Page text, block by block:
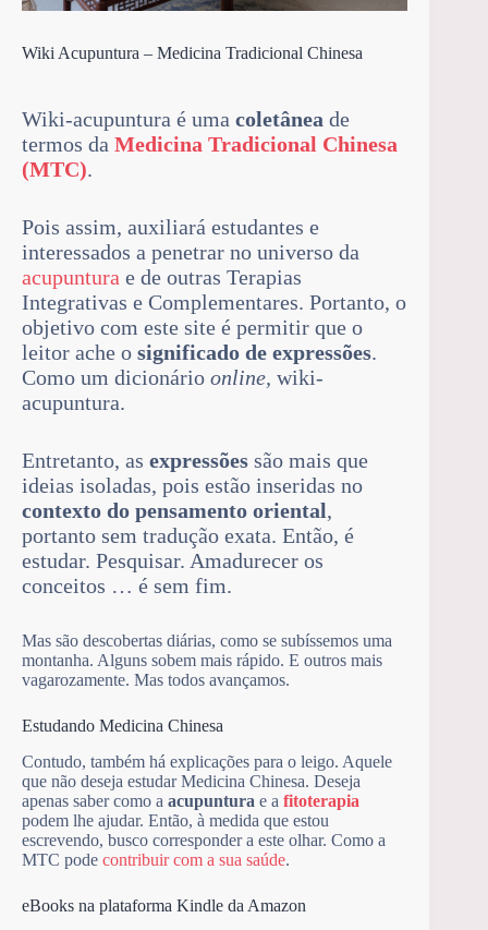
Wiki Acupuntura – Medicina Tradicional Chinesa
Wiki-acupuntura é uma coletânea de
termos da Medicina Tradicional Chinesa
(MTC).
Pois assim, auxiliará estudantes e
interessados a penetrar no universo da
acupuntura e de outras Terapias
Integrativas e Complementares. Portanto, o
objetivo com este site é permitir que o
leitor ache o significado de expressões.
Como um dicionário online, wiki-
acupuntura.
Entretanto, as expressões são mais que
ideias isoladas, pois estão inseridas no
contexto do pensamento oriental,
portanto sem tradução exata. Então, é
estudar. Pesquisar. Amadurecer os
conceitos … é sem fim.
Mas são descobertas diárias, como se subíssemos uma
montanha. Alguns sobem mais rápido. E outros mais
vagarozamente. Mas todos avançamos.
Estudando Medicina Chinesa
Contudo, também há explicações para o leigo. Aquele
que não deseja estudar Medicina Chinesa. Deseja
apenas saber como a acupuntura e a fitoterapia
podem lhe ajudar. Então, à medida que estou
escrevendo, busco corresponder a este olhar. Como a
MTC pode contribuir com a sua saúde.
eBooks na plataforma Kindle da Amazon